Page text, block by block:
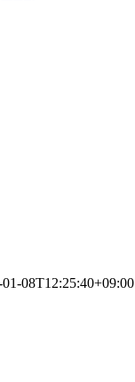
01-08T12:25:40+09:00